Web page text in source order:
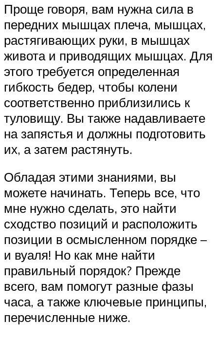
Проще говоря, вам нужна сила в
передних мышцах плеча, мышцах,
растягивающих руки, в мышцах
живота и приводящих мышцах. Для
этого требуется определенная
гибкость бедер, чтобы колени
соответственно приблизились к
туловищу. Вы также надавливаете
на запястья и должны подготовить
их, а затем растянуть.
Обладая этими знаниями, вы
можете начинать. Теперь все, что
мне нужно сделать, это найти
сходство позиций и расположить
позиции в осмысленном порядке –
и вуаля! Но как мне найти
правильный порядок? Прежде
всего, вам помогут разные фазы
часа, а также ключевые принципы,
перечисленные ниже.